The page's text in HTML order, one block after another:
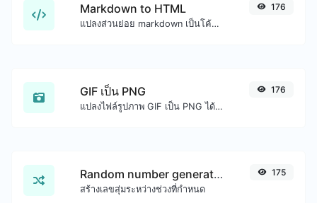
Markdown to HTML
แปลงส่วนย่อย markdown เป็นโค้ด HTML ดิบ
176
GIF เป็น PNG
แปลงไฟล์รูปภาพ GIF เป็น PNG ได้อย่างง่ายดาย
176
Random number generator
สร้างเลขสุ่มระหว่างช่วงที่กำหนด
175